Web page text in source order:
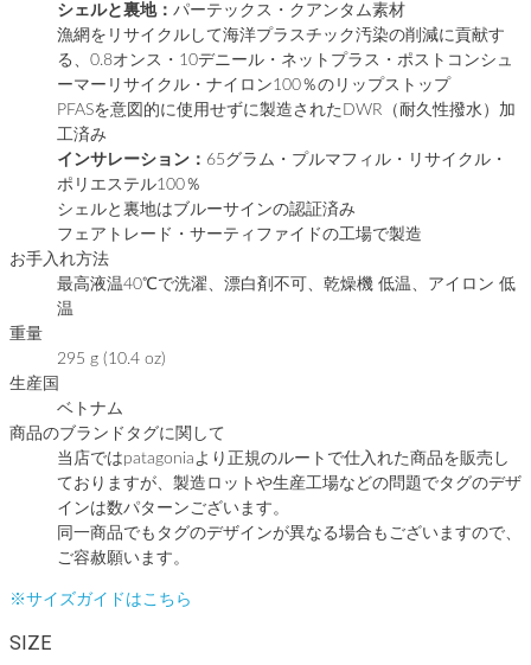
シェルと裏地： パーテックス・クアンタム素材
漁網をリサイクルして海洋プラスチック汚染の削減に貢献す
る、0.8オンス・10デニール・ネットプラス・ポストコンシュ
ーマーリサイクル・ナイロン100％のリップストップ
PFASを意図的に使用せずに製造されたDWR（耐久性撥水）加
工済み
インサレーション： 65グラム・プルマフィル・リサイクル・
ポリエステル100％
シェルと裏地はブルーサインの認証済み
フェアトレード・サーティファイドの工場で製造
お手入れ方法
最高液温40℃で洗濯、漂白剤不可、乾燥機 低温、アイロン 低
温
重量
295 g (10.4 oz)
生産国
ベトナム
商品のブランドタグに関して
当店ではpatagoniaより正規のルートで仕入れた商品を販売し
ておりますが、製造ロットや生産工場などの問題でタグのデザ
インは数パターンございます。
同一商品でもタグのデザインが異なる場合もございますので、
ご容赦願います。
※サイズガイドはこちら
SIZE